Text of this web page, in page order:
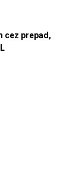
cez prepad,